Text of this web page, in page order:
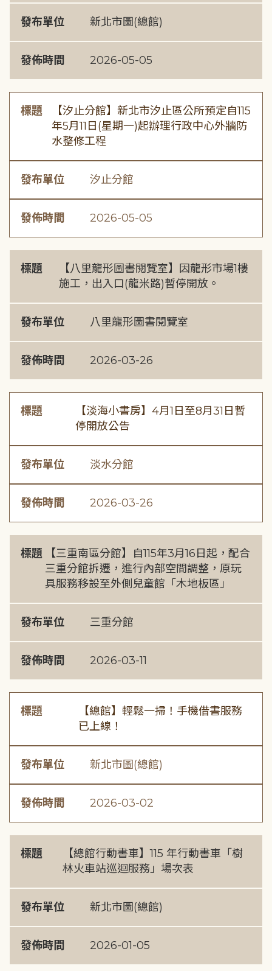
發布單位 新北市圖(總館)
發佈時間 2026-05-05
標題
【汐止分館】新北市汐止區公所預定自115
年5月11日(星期一)起辦理行政中心外牆防
水整修工程
發布單位 汐止分館
發佈時間 2026-05-05
標題
【八里龍形圖書閱覽室】因龍形市場1樓
施工，出入口(龍米路)暫停開放。
發布單位 八里龍形圖書閱覽室
發佈時間 2026-03-26
標題
【淡海小書房】4月1日至8月31日暫
停開放公告
發布單位 淡水分館
發佈時間 2026-03-26
標題
【三重南區分館】自115年3月16日起，配合
三重分館拆遷，進行內部空間調整，原玩
具服務移設至外側兒童館「木地板區」
發布單位 三重分館
發佈時間 2026-03-11
標題
【總館】輕鬆一掃！手機借書服務
已上線！
發布單位 新北市圖(總館)
發佈時間 2026-03-02
標題
【總館行動書車】115 年行動書車「樹
林火車站巡迴服務」場次表
發布單位 新北市圖(總館)
發佈時間 2026-01-05